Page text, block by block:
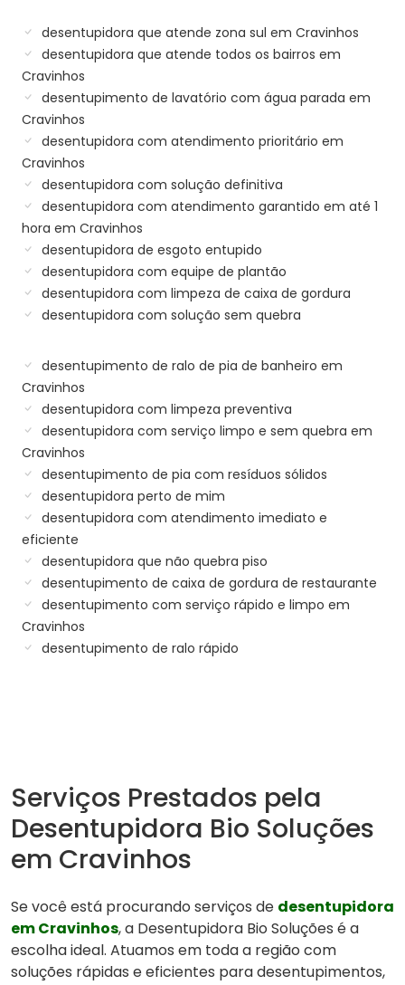
desentupidora que atende zona sul em Cravinhos
desentupidora que atende todos os bairros em
Cravinhos
desentupimento de lavatório com água parada em
Cravinhos
desentupidora com atendimento prioritário em
Cravinhos
desentupidora com solução definitiva
desentupidora com atendimento garantido em até 1
hora em Cravinhos
desentupidora de esgoto entupido
desentupidora com equipe de plantão
desentupidora com limpeza de caixa de gordura
desentupidora com solução sem quebra
desentupimento de ralo de pia de banheiro em
Cravinhos
desentupidora com limpeza preventiva
desentupidora com serviço limpo e sem quebra em
Cravinhos
desentupimento de pia com resíduos sólidos
desentupidora perto de mim
desentupidora com atendimento imediato e
eficiente
desentupidora que não quebra piso
desentupimento de caixa de gordura de restaurante
desentupimento com serviço rápido e limpo em
Cravinhos
desentupimento de ralo rápido
Serviços Prestados pela
Desentupidora Bio Soluções
em Cravinhos
Se você está procurando serviços de desentupidora
em Cravinhos, a Desentupidora Bio Soluções é a
escolha ideal. Atuamos em toda a região com
soluções rápidas e eficientes para desentupimentos,